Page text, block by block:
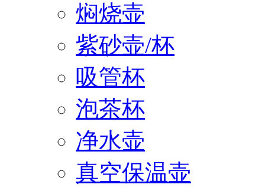
焖烧壶
紫砂壶/杯
吸管杯
泡茶杯
净水壶
真空保温壶